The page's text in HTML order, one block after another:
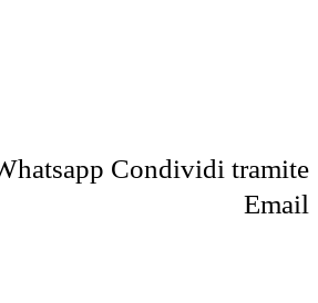
Condividi tramite
Email